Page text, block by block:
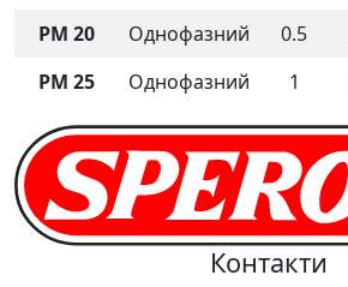
PM 20
Однофазний 0.5
PM 25
Однофазний 1
Контакти